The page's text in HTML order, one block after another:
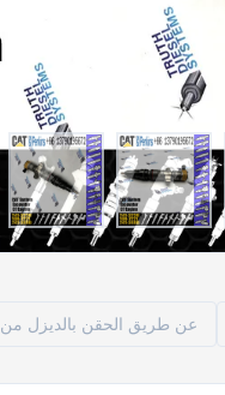
عن طريق الحقن بالديزل من Cat